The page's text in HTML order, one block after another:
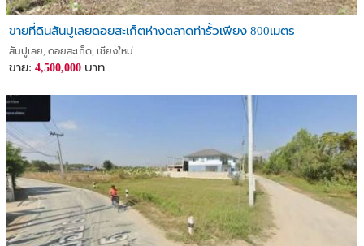
ขายที่ดินสันปูเลยดอยสะเก็ตห่างตลาดท่ารั้วเพียง 800เมตร
สันปูเลย, ดอยสะเก็ด, เชียงใหม่
ขาย: 4,500,000 บาท